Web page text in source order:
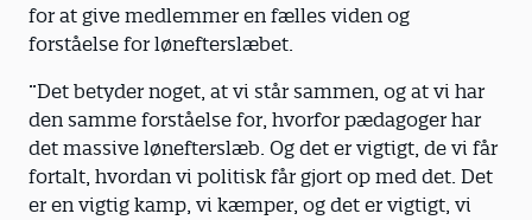
for at give medlemmer en fælles viden og
forståelse for lønefterslæbet.
”Det betyder noget, at vi står sammen, og at vi har
den samme forståelse for, hvorfor pædagoger har
det massive lønefterslæb. Og det er vigtigt, de vi får
fortalt, hvordan vi politisk får gjort op med det. Det
er en vigtig kamp, vi kæmper, og det er vigtigt, vi